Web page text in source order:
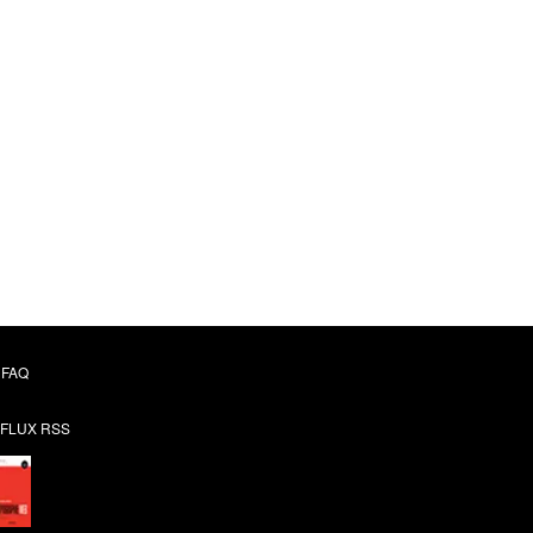
FAQ
FLUX RSS